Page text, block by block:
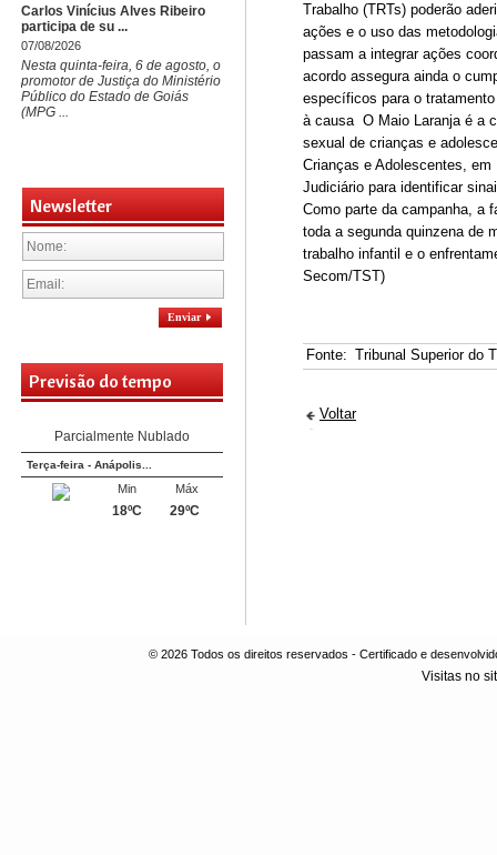
Carlos Vinícius Alves Ribeiro
participa de su ...
07/08/2026
Nesta quinta-feira, 6 de agosto, o
promotor de Justiça do Ministério
Público do Estado de Goiás
(MPG ...
Newsletter
Enviar
Previsão do tempo
Terça-feira - Anápolis...
Máx
Min
Parcialmente Nublado
Trabalho (TRTs) poderão
ações e o uso das
passam a integrar ações
acordo assegura ainda o
específicos para o
à causa O Maio Laranja é a
sexual de crianças e
Crianças e Adolescentes,
Judiciário para identificar
Como parte da campanha, a
toda a segunda quinzena de
trabalho infantil e o
Secom/TST)
Fonte: Tribunal Superior do
Voltar
© 2026 Todos os direitos reservados - Certificado e
Visitas no